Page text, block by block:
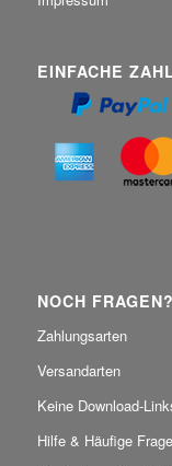
EINFACHE
NOCH FRAGEN?
Zahlungsarten
Versandarten
Keine Download-
Hilfe & Häufige